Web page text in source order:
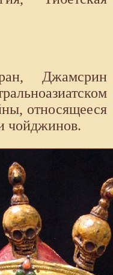
Джамсрин
относящееся
чойджинов.